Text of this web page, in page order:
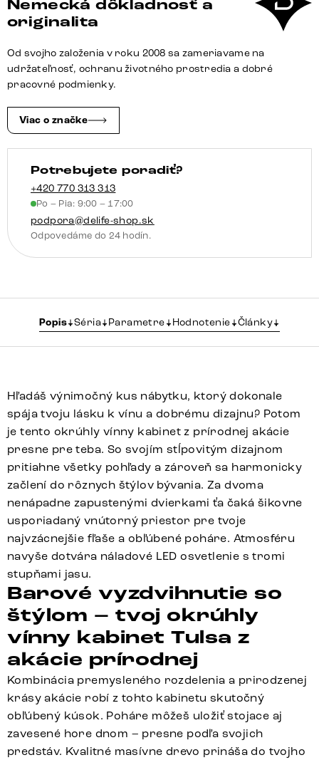
80x190
cm
akácia
prírodná
LED
vínna
skriňa
Nemecká dôkladnosť a
originalita
Od svojho založenia v roku 2008 sa zameriavame na
udržateľnosť, ochranu životného prostredia a dobré
pracovné podmienky.
Viac o značke
Potrebujete poradiť?
+420 770 313 313
Po – Pia: 9:00 – 17:00
podpora@delife-shop.sk
Odpovedáme do 24 hodín.
Popis Séria Parametre Hodnotenie Články
Hľadáš výnimočný kus nábytku, ktorý dokonale
spája tvoju lásku k vínu a dobrému dizajnu? Potom
je tento okrúhly vínny kabinet z prírodnej akácie
presne pre teba. So svojím stĺpovitým dizajnom
pritiahne všetky pohľady a zároveň sa harmonicky
začlení do rôznych štýlov bývania. Za dvoma
nenápadne zapustenými dvierkami ťa čaká šikovne
usporiadaný vnútorný priestor pre tvoje
najvzácnejšie fľaše a obľúbené poháre. Atmosféru
navyše dotvára náladové LED osvetlenie s tromi
stupňami jasu.
Barové vyzdvihnutie so
štýlom – tvoj okrúhly
vínny kabinet Tulsa z
akácie prírodnej
Kombinácia premysleného rozdelenia a prirodzenej
krásy akácie robí z tohto kabinetu skutočný
obľúbený kúsok. Poháre môžeš uložiť stojace aj
zavesené hore dnom – presne podľa svojich
predstáv. Kvalitné masívne drevo prináša do tvojho